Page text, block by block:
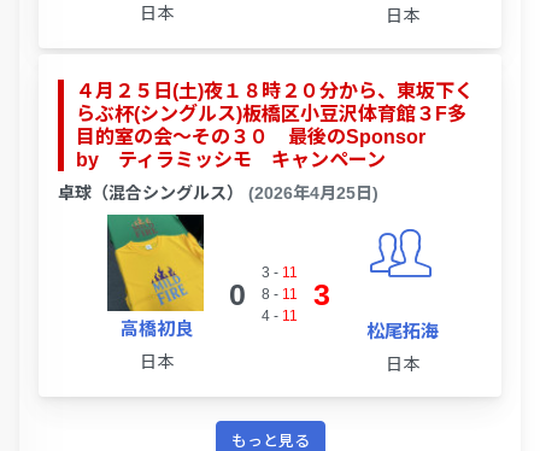
日本 日本
４月２５日(土)夜１８時２０分から、東坂下く
らぶ杯(シングルス)板橋区小豆沢体育館３F多
目的室の会～その３０ 最後のSponsor
by ティラミッシモ キャンペーン
卓球（混合シングルス） (2026年4月25日)
高橋初良
日本
0
3 - 11
8 - 11
4- 11
3
松尾拓海
日本
もっと見る